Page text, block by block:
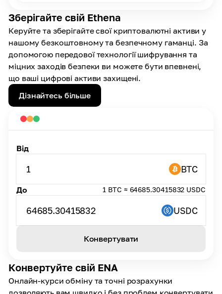
Зберігайте свій Ethena
Керуйте та зберігайте свої криптовалютні активи у
нашому безкоштовному та безпечному гаманці. За
допомогою передової технології шифрування та
міцних заходів безпеки ви можете бути впевнені,
що ваші цифрові активи захищені.
Дізнайтесь більше
Конвертуйте свій ENA
Онлайн-курси обміну та точні розрахунки
Від
1 BTC
До 1 BTC ≈ 64685.30415832 USDC
64685.30415832 USDC
Конвертувати